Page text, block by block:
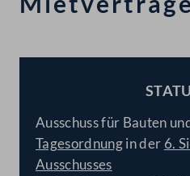
Ausschuss für Bauten
Tagesordnungin der 6.
Ausschusses